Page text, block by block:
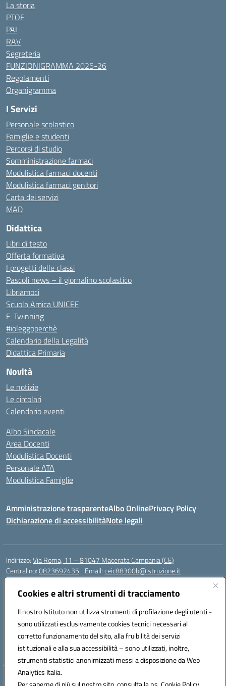
Cookies e altri strumenti di tracciamento
Il nostro Istituto non utilizza strumenti di profilazione degli utenti -
sono utilizzati esclusivamente cookies tecnici necessari al
corretto funzionamento del sito, alla fruibilità dei servizi
istituzionali e alla sua accessibilità – sono utilizzati, inoltre,
strumenti statistici anonimizzati messi a disposizione da Web
Analytics Italia.
La storia
PTOF
PAI
RAV
Segreteria
FUNZIONIGRAMMA 2025-26
Regolamenti
Organigramma
I Servizi
Personale scolastico
Famiglie e studenti
Percorsi di studio
Somministrazione farmaci
Modulistica farmaci docenti
Modulistica farmaci genitori
Carta dei servizi
MAD
Didattica
Libri di testo
Offerta formativa
I progetti delle classi
Pascoli news – il giornalino scolastico
Libriamoci
Scuola Amica UNICEF
E-Twinning
#ioleggoperchè
Calendario della Legalità
Didattica Primaria
Novità
Le notizie
Le circolari
Calendario eventi
Albo Sindacale
Area Docenti
Modulistica Docenti
Personale ATA
Modulistica Famiglie
Amministrazione trasparenteAlbo OnlinePrivacy Policy
Dichiarazione di accessibilitàNote legali
Indirizzo:Via Roma, 11 – 81047 Macerata Campania (CE)
Centralino:0823692435 Email:ceic88300b@istruzione.it
Posta elettronica certificata (PEC):
Codice fiscale: 94017830616
Codice meccanografico:CEIC88300B
DPO Esempio Antonio
e-mail: esempioantonio.dpo@gmail.com
Pec: esempioantonio@pec.it
Hosting & Powered by 3D Solution S.r.l.